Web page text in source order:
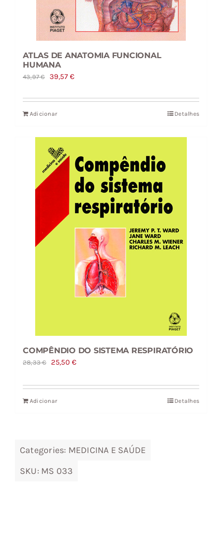
ATLAS DE ANATOMIA FUNCIONAL
HUMANA
43,97€
O
original
era:
39,57€O
atual
Adicionar Detalhes
COMPÊNDIO DO SISTEMA RESPIRATÓRIO
28,33€
O
original
era:
25,50€O
atual
Adicionar Detalhes
Categories: MEDICINA E SAÚDE
SKU: MS 033